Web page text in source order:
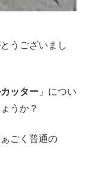
うございまし
ッター 」につい
うか？
ごく普通の